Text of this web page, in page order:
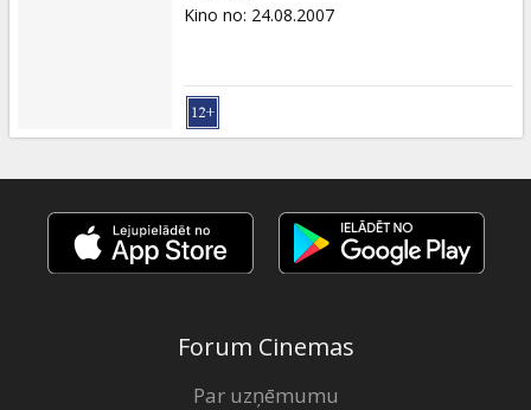
Kino no: 24.08.2007
Forum Cinemas
Par uzņēmumu